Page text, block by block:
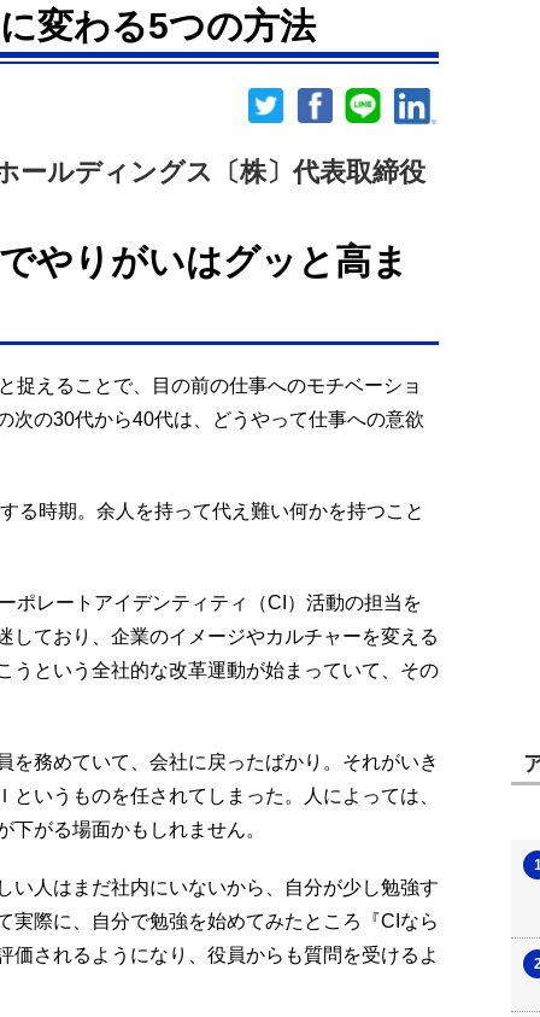
変わる5つの方法
ールディングス〔株〕代表取締役
やりがいはグッと高ま
捉えることで、目の前の仕事へのモチベーショ
次の30代から40代は、どうやって仕事への意欲
る時期。余人を持って代え難い何かを持つこと
ポレートアイデンティティ（CI）活動の担当を
しており、企業のイメージやカルチャーを変える
うという全社的な改革運動が始まっていて、その
を務めていて、会社に戻ったばかり。それがいき
いうものを任されてしまった。人によっては、
がる場面かもしれません。
い人はまだ社内にいないから、自分が少し勉強す
実際に、自分で勉強を始めてみたところ『CIなら
価されるようになり、役員からも質問を受けるよ